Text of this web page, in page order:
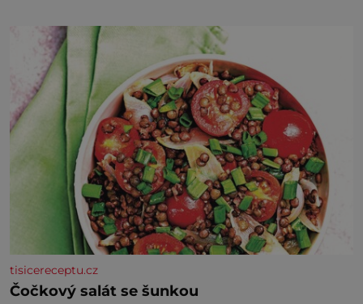
tisicereceptu.cz
Čočkový salát se šunkou